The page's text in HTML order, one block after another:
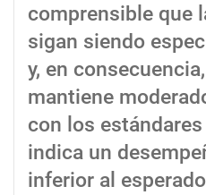
comprensible que
sigan siendo
y, en
mantiene
con los
indica un
inferior al